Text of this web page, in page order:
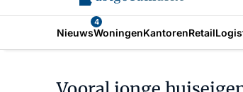
Nieuws
4
WoningenKantorenRetail